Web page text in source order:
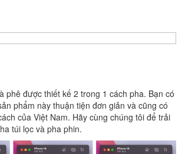
phê được thiết kế 2 trong 1 cách pha. Bạn có
phẩm này thuận tiện đơn giản và cũng có
của Việt Nam. Hãy cùng chúng tôi để trải
túi lọc và pha phin.